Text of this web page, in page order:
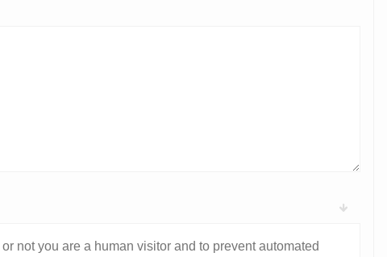
not you are a human visitor and to prevent automated